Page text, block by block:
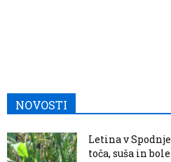
NOVOSTI
Letina v
toča, suša in